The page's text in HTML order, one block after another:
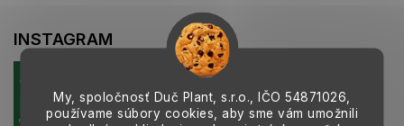
My, spoločnosť Duč Plant, s.r.o., IČO 54871026,
používame súbory cookies, aby sme vám umožnili
p
r
v
k
y
v
ý
INSTAGRAM